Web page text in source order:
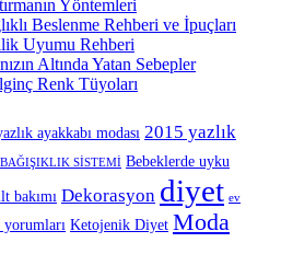
ayakkabı modası 2015 yazlık
BAĞIŞIKLIK SİSTEMİ Bebeklerde uyku
bakımı Dekorasyon diyet ev
Ketojenik Diyet Moda